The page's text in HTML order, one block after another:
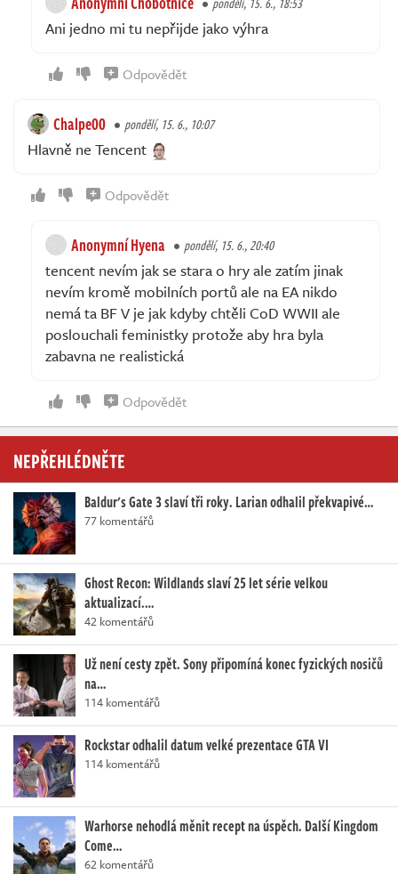
Ani jedno mi tu nepřijde jako výhra
Odpovědět
Chalpe00 pondělí, 15. 6., 10:07
Hlavně ne Tencent
Odpovědět
Anonymní Hyena pondělí, 15. 6., 20:40
tencent nevím jak se stara o hry ale zatím jinak
nevím kromě mobilních portů ale na EA nikdo
nemá ta BF V je jak kdyby chtěli CoD WWII ale
poslouchali feministky protože aby hra byla
zabavna ne realistická
Odpovědět
NEPŘEHLÉDNĚTE
Baldur's Gate 3 slaví tři roky. Larian odhalil překvapivé…
77 komentářů
Ghost Recon: Wildlands slaví 25 let série velkou
aktualizací.…
42 komentářů
Už není cesty zpět. Sony připomíná konec fyzických nosičů
na…
114 komentářů
Rockstar odhalil datum velké prezentace GTA VI
114 komentářů
Warhorse nehodlá měnit recept na úspěch. Další Kingdom
Come…
62 komentářů